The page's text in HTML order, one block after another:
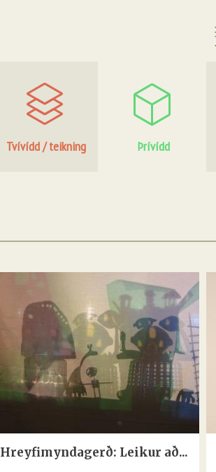
Tvívídd / teikning Þrívídd
Hreyfimyndagerð: Leikur að...